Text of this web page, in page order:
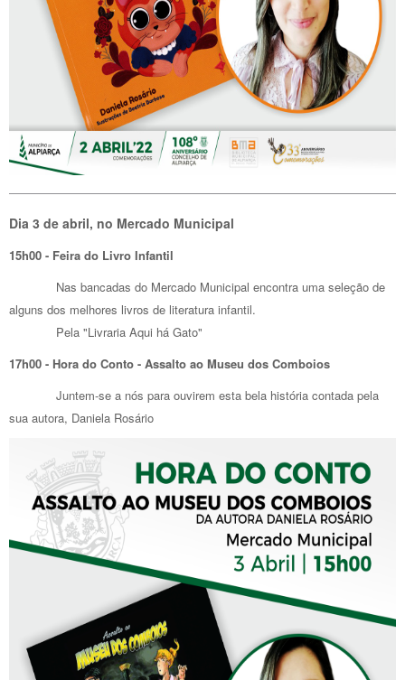
Dia 3 de abril, no Mercado Municipal
15h00 - Feira do Livro Infantil
Nas bancadas do Mercado Municipal encontra uma seleção de
alguns dos melhores livros de literatura infantil.
Pela "Livraria Aqui há Gato"
17h00 - Hora do Conto - Assalto ao Museu dos Comboios
Juntem-se a nós para ouvirem esta bela história contada pela
sua autora, Daniela Rosário